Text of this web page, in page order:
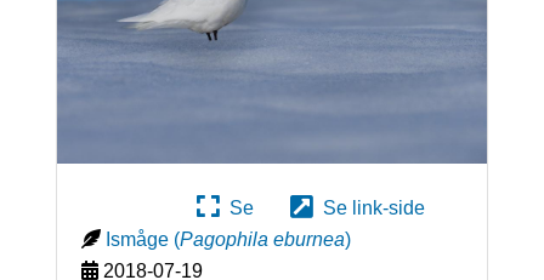
Se
Se link-side
Ismåge (Pagophila eburnea)
2018-07-19